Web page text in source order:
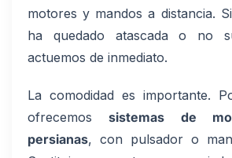
motores y mandos a distancia.
ha quedado atascada o no
actuemos de inmediato.
La comodidad es importante.
ofrecemossistemas de
persianas, con pulsador o